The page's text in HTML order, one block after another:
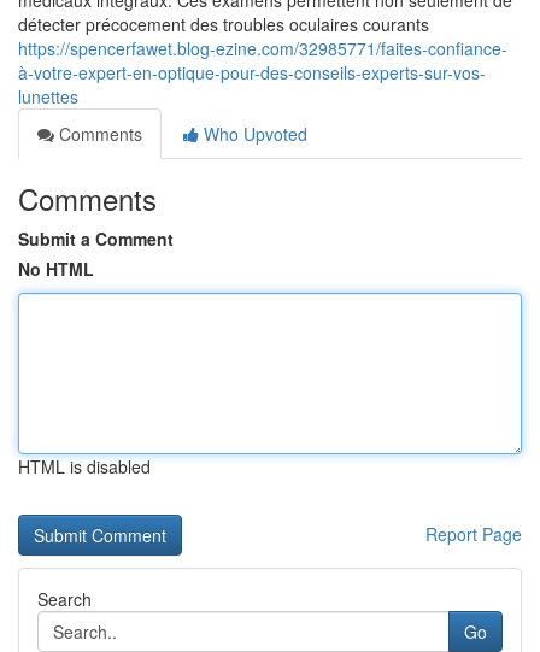
détecter précocement des troubles oculaires courants
https://spencerfawet.blog-ezine.com/32985771/faites-confiance-
à-votre-expert-en-optique-pour-des-conseils-experts-sur-vos-
lunettes
Comments
Who Upvoted
Comments
Submit a Comment
No HTML
HTML is disabled
Report Page
Search
Go